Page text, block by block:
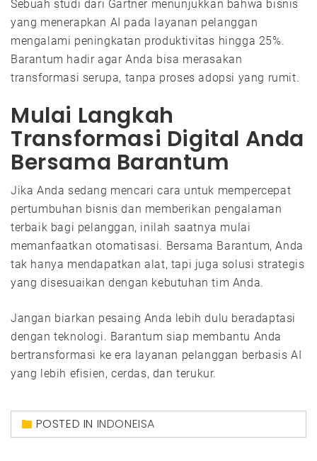
Sebuah studi dari Gartner menunjukkan bahwa bisnis
yang menerapkan AI pada layanan pelanggan
mengalami peningkatan produktivitas hingga 25%.
Barantum hadir agar Anda bisa merasakan
transformasi serupa, tanpa proses adopsi yang rumit.
Mulai Langkah
Transformasi Digital Anda
Bersama Barantum
Jika Anda sedang mencari cara untuk mempercepat
pertumbuhan bisnis dan memberikan pengalaman
terbaik bagi pelanggan, inilah saatnya mulai
memanfaatkan otomatisasi. Bersama Barantum, Anda
tak hanya mendapatkan alat, tapi juga solusi strategis
yang disesuaikan dengan kebutuhan tim Anda.
Jangan biarkan pesaing Anda lebih dulu beradaptasi
dengan teknologi. Barantum siap membantu Anda
bertransformasi ke era layanan pelanggan berbasis AI
yang lebih efisien, cerdas, dan terukur.
POSTED IN INDONEISA